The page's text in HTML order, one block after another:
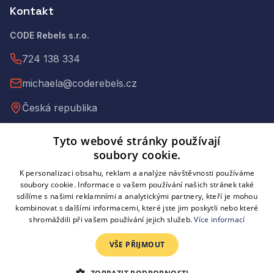
Kontakt
CODE Rebels s.r.o.
724 138 334
michaela@coderebels.cz
Česká republika
IČ: 09397973
C 335735 vedená u Městského soudu v Praze
CODE Rebels. Všechna práva vyhrazena.
Obchodní podmínky Zpracování osobních údajů
Tyto webové stránky používají
soubory cookie.
K personalizaci obsahu, reklam a analýze návštěvnosti používáme
soubory cookie. Informace o vašem používání našich stránek také
sdílíme s našimi reklamními a analytickými partnery, kteří je mohou
kombinovat s dalšími informacemi, které jste jim poskytli nebo které
shromáždili při vašem používání jejich služeb.Více informací
VŠE PŘIJMOUT